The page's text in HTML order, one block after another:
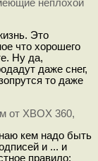
неплохой
Это
что хорошего
Ну да,
даже снег,
то даже
от XBOX 360,
кем надо быть
и ... и
правило: